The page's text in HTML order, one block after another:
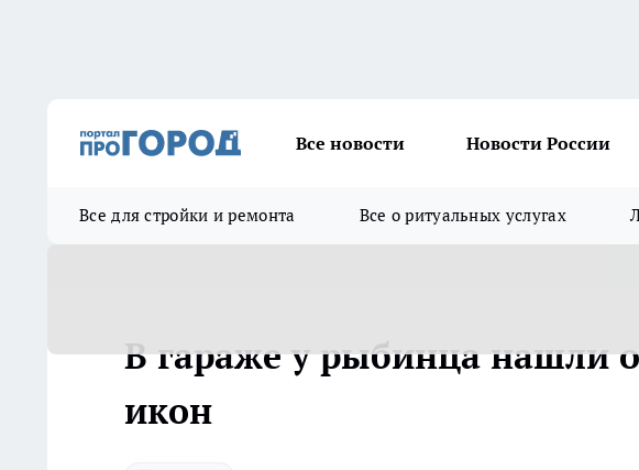
Все новости Новости России
Все для стройки и ремонта Все о ритуальных услугах
В гараже у рыбинца нашли
икон